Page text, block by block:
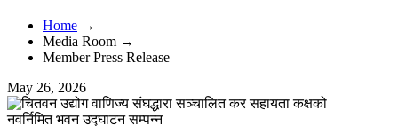
Home →
Media Room →
Member Press Release
May 26, 2026